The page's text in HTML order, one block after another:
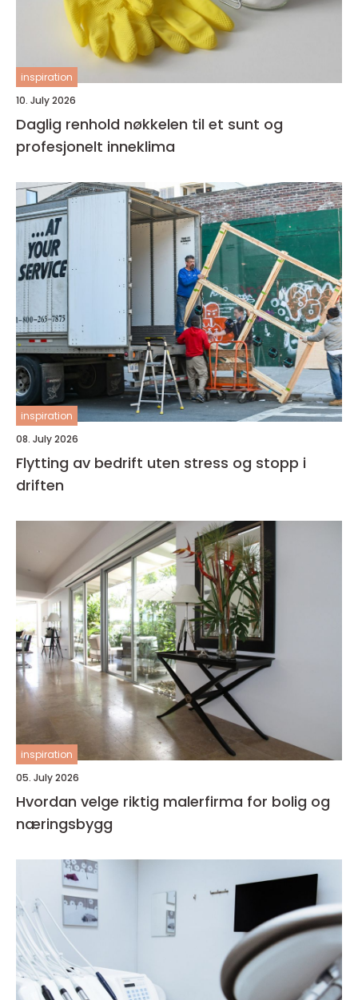
inspiration
10. July 2026
Daglig renhold nøkkelen til et sunt og
profesjonelt inneklima
inspiration
08. July 2026
Flytting av bedrift uten stress og stopp i
driften
inspiration
05. July 2026
Hvordan velge riktig malerfirma for bolig og
næringsbygg